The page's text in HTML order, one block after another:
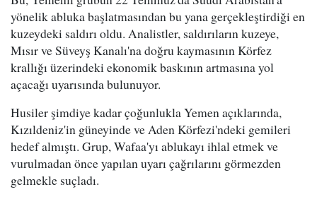
yönelik abluka başlatmasından bu yana gerçekleştirdiği en
kuzeydeki saldırı oldu. Analistler, saldırıların kuzeye,
Mısır ve Süveyş Kanalı'na doğru kaymasının Körfez
krallığı üzerindeki ekonomik baskının artmasına yol
açacağı uyarısında bulunuyor.
Husiler şimdiye kadar çoğunlukla Yemen açıklarında,
Kızıldeniz'in güneyinde ve Aden Körfezi'ndeki gemileri
hedef almıştı. Grup, Wafaa'yı ablukayı ihlal etmek ve
vurulmadan önce yapılan uyarı çağrılarını görmezden
gelmekle suçladı.